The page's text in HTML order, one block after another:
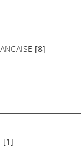
[8]
[1]